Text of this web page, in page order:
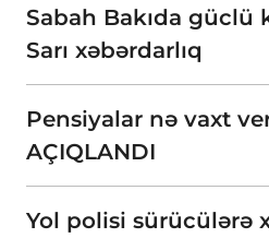
Sabah Bakıda güclü
Sarı xəbərdarlıq
Pensiyalar nə vaxt
AÇIQLANDI
Yol polisi sürücülərə